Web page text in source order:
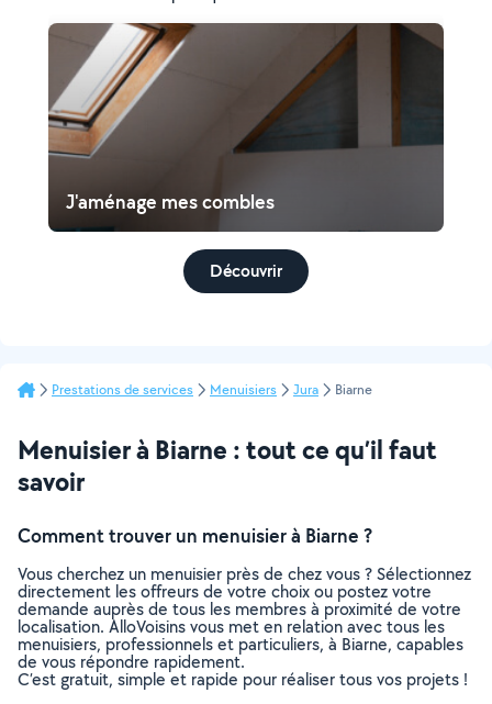
J'aménage mes combles
Découvrir
Prestations de services Menuisiers Jura Biarne
Menuisier à Biarne : tout ce qu’il faut
savoir
Comment trouver un menuisier à Biarne ?
Vous cherchez un menuisier près de chez vous ? Sélectionnez
directement les offreurs de votre choix ou postez votre
demande auprès de tous les membres à proximité de votre
localisation. AlloVoisins vous met en relation avec tous les
menuisiers, professionnels et particuliers, à Biarne, capables
de vous répondre rapidement.
C’est gratuit, simple et rapide pour réaliser tous vos projets !